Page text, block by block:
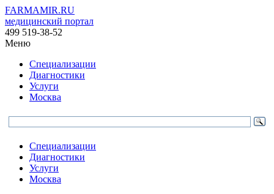
FARMAMIR.RU
медицинский портал
499 519-38-52
Меню
Специализации
Диагностики
Услуги
Москва
Специализации
Диагностики
Услуги
Москва